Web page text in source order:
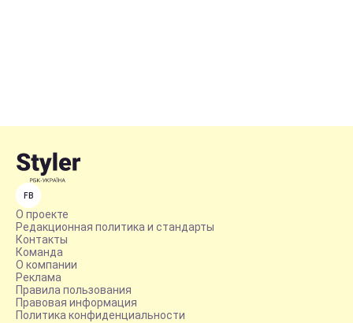
FB
О проекте
Редакционная политика и стандарты
Контакты
Команда
О компании
Реклама
Правила пользования
Правовая информация
Политика конфиденциальности